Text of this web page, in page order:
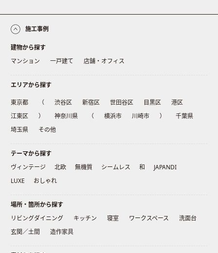
施工事例
建物から探す
マンション
一戸建て 店舗・オフィス
エリアから探す
東京都 （ 渋谷区 新宿区 世田谷区 目黒区
港区
江東区
） 神奈川県 （ 横浜市 川崎市 ）
千葉県
埼玉県
その他
テーマから探す
ヴィンテージ
北欧 無機質 シームレス 和
JAPANDI
LUXE
おしゃれ
場所・箇所から探す
リビングダイニング
キッチン 寝室 ワークスペース
洗面台
玄関／土間
造作家具